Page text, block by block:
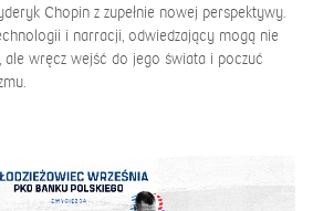
Chopin z zupełnie nowej perspektywy.
i narracji, odwiedzający mogą nie
ale wręcz wejść do jego świata i poczuć